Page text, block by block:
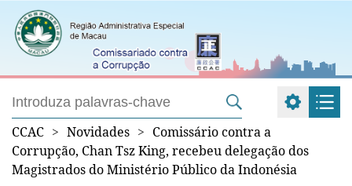
CCAC > Novidades > Comissário contra a
Corrupção, Chan Tsz King, recebeu delegação dos
Magistrados do Ministério Público da Indonésia